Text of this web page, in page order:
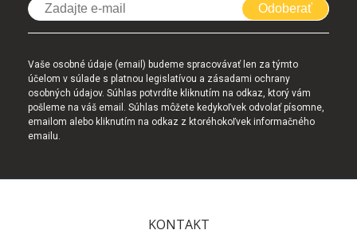
Odoberať
Vaše osobné údaje (email) budeme spracovávať len za týmto
účelom v súlade s platnou legislatívou a zásadami ochrany
osobných údajov. Súhlas potvrdíte kliknutím na odkaz, ktorý vám
pošleme na váš email. Súhlas môžete kedykoľvek odvolať písomne,
emailom alebo kliknutím na odkaz z ktoréhokoľvek informačného
emailu.
KONTAKT